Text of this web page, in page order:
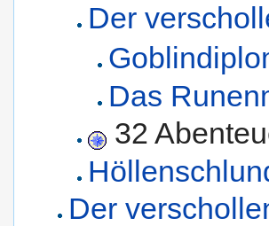
Der
Das
32
Der